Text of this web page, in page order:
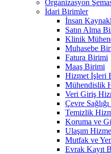
Organizasyon
İdari Birimler
İnsan
Satın Alma
Klinik
Muhasebe
Fatura Birimi
Maaş Birimi
Hizmet İşleri
Mühendislik
Veri Giriş
Çevre
Temizlik
Koruma ve
Ulaşım
Mutfak ve
Evrak Kayıt